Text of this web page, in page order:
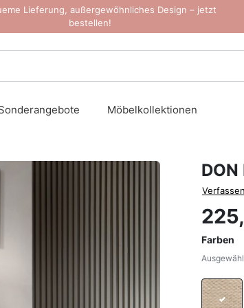
Lieferung, außergewöhnliches Design – jetzt
bestellen!
Möbelkollektionen
Farben